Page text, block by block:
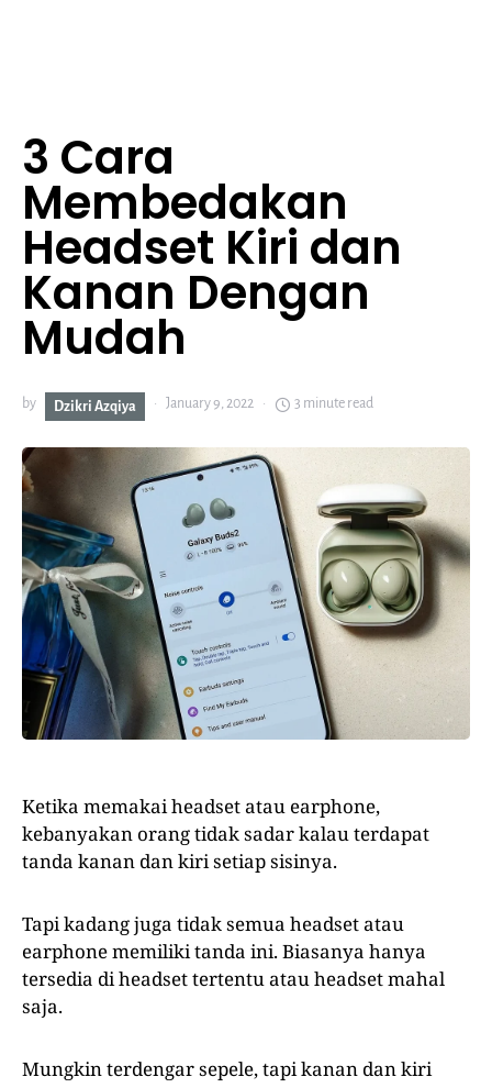
3 Cara
Membedakan
Headset Kiri dan
Kanan Dengan
Mudah
by Dzikri Azqiya January 9, 2022 3 minute read
Ketika memakai headset atau earphone,
kebanyakan orang tidak sadar kalau terdapat
tanda kanan dan kiri setiap sisinya.
Tapi kadang juga tidak semua headset atau
earphone memiliki tanda ini. Biasanya hanya
tersedia di headset tertentu atau headset mahal
saja.
Mungkin terdengar sepele, tapi kanan dan kiri